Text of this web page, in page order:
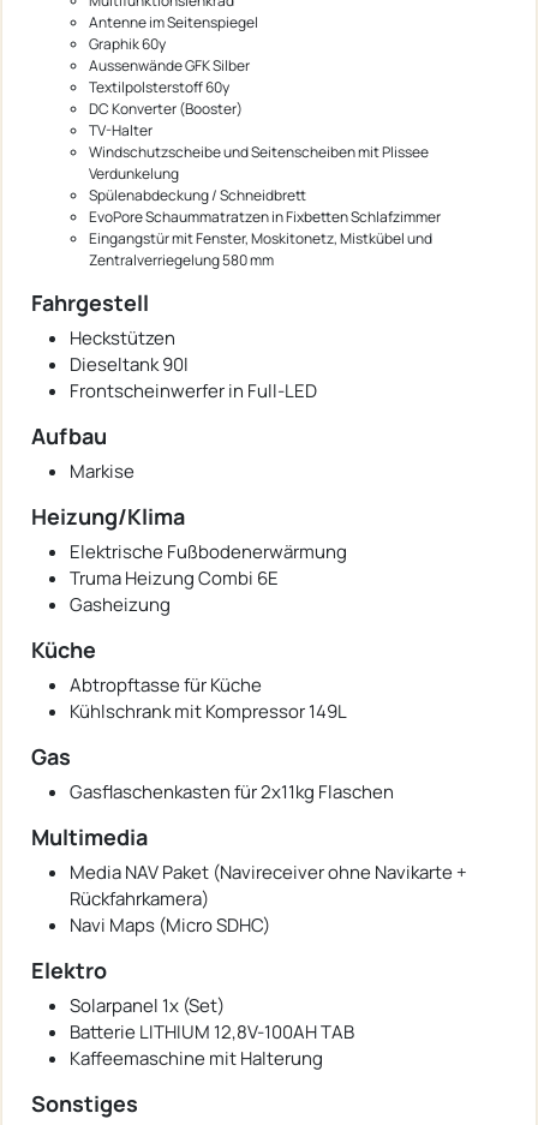
Antenne im Seitenspiegel
Graphik 60y
Aussenwände GFK Silber
Textilpolsterstoff 60y
DC Konverter (Booster)
TV-Halter
Windschutzscheibe und Seitenscheiben mit Plissee
Verdunkelung
Spülenabdeckung / Schneidbrett
EvoPore Schaummatratzen in Fixbetten Schlafzimmer
Eingangstür mit Fenster, Moskitonetz, Mistkübel und
Zentralverriegelung 580 mm
Fahrgestell
Heckstützen
Dieseltank 90l
Frontscheinwerfer in Full-LED
Aufbau
Markise
Heizung/Klima
Elektrische Fußbodenerwärmung
Truma Heizung Combi 6E
Gasheizung
Küche
Abtropftasse für Küche
Kühlschrank mit Kompressor 149L
Gas
Gasflaschenkasten für 2x11kg Flaschen
Multimedia
Media NAV Paket (Navireceiver ohne Navikarte +
Rückfahrkamera)
Navi Maps (Micro SDHC)
Elektro
Solarpanel 1x (Set)
Batterie LITHIUM 12,8V-100AH TAB
Kaffeemaschine mit Halterung
Sonstiges